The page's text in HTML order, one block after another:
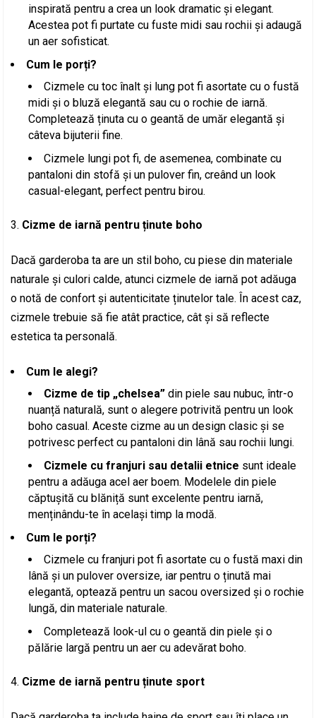
inspirată pentru a crea un look dramatic și elegant.
Acestea pot fi purtate cu fuste midi sau rochii și adaugă
un aer sofisticat.
Cum le porți?
Cizmele cu toc înalt și lung pot fi asortate cu o fustă
midi și o bluză elegantă sau cu o rochie de iarnă.
Completează ținuta cu o geantă de umăr elegantă și
câteva bijuterii fine.
Cizmele lungi pot fi, de asemenea, combinate cu
pantaloni din stofă și un pulover fin, creând un look
casual-elegant, perfect pentru birou.
Cizme de iarnă pentru ținute boho
Dacă garderoba ta are un stil boho, cu piese din materiale
naturale și culori calde, atunci cizmele de iarnă pot adăuga
o notă de confort și autenticitate ținutelor tale. În acest caz,
cizmele trebuie să fie atât practice, cât și să reflecte
estetica ta personală.
Cum le alegi?
Cizme de tip „chelsea” din piele sau nubuc, într-o
nuanță naturală, sunt o alegere potrivită pentru un look
boho casual. Aceste cizme au un design clasic și se
potrivesc perfect cu pantaloni din lână sau rochii lungi.
Cizmele cu franjuri sau detalii etnice sunt ideale
pentru a adăuga acel aer boem. Modelele din piele
căptușită cu blăniță sunt excelente pentru iarnă,
menținându-te în același timp la modă.
Cum le porți?
Cizmele cu franjuri pot fi asortate cu o fustă maxi din
lână și un pulover oversize, iar pentru o ținută mai
elegantă, optează pentru un sacou oversized și o rochie
lungă, din materiale naturale.
Completează look-ul cu o geantă din piele și o
pălărie largă pentru un aer cu adevărat boho.
Cizme de iarnă pentru ținute sport